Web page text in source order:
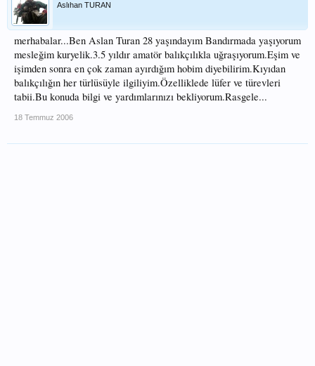
Aslıhan TURAN
merhabalar...Ben Aslan Turan 28 yaşındayım Bandırmada yaşıyorum
mesleğim kuryelik.3.5 yıldır amatör balıkçılıkla uğraşıyorum.Eşim ve
işimden sonra en çok zaman ayırdığım hobim diyebilirim.Kıyıdan
balıkçılığın her türlüsüyle ilgiliyim.Özelliklede lüfer ve türevleri
tabii.Bu konuda bilgi ve yardımlarınızı bekliyorum.Rasgele...
18 Temmuz 2006